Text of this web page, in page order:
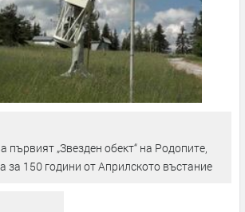
първият „Звезден обект“ на Родопите,
за 150 години от Априлското въстание